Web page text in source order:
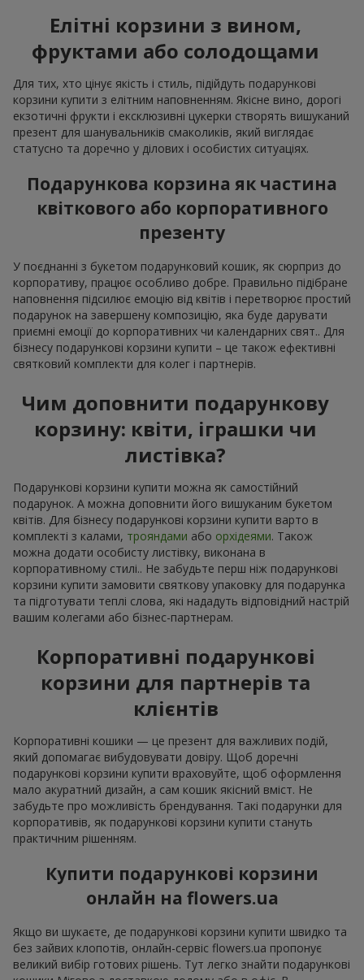
Елітні корзини з вином,
фруктами або солодощами
Для тих, хто цінує якість і стиль, підійдуть подарункові
корзини купити з елітним наповненням. Якісне вино, дорогі
екзотичні фрукти і ексклюзивні цукерки створять вишуканий
презент для шанувальників смаколиків, який виглядає
статусно та доречно у ділових і особистих ситуаціях.
Подарункова корзина як частина
квіткового або корпоративного
презенту
У поєднанні з букетом подарунковий кошик, як сюрприз до
корпоративу, працює особливо добре. Правильно підібране
наповнення підсилює емоцію від квітів і перетворює простий
подарунок на завершену композицію, яка буде дарувати
приємні емоції до корпоративних чи календарних свят.. Для
бізнесу подарункові корзини купити – це також ефективні
святковий комплекти для колег і партнерів.
Чим доповнити подарункову
корзину: квіти, іграшки чи
листівка?
Подарункові корзини купити можна як самостійний
подарунок. А можна доповнити його вишуканим букетом
квітів. Для бізнесу подарункові корзини купити варто в
комплекті з калами, трояндами або орхідеями. Також
можна додати особисту листівку, виконана в
корпоративному стилі.. Не забудьте перш ніж подарункові
корзини купити замовити святкову упаковку для подарунка
та підготувати теплі слова, які нададуть відповідний настрій
вашим колегами або бізнес-партнерам.
Корпоративні подарункові
корзини для партнерів та
клієнтів
Корпоративні кошики — це презент для важливих подій,
який допомагає вибудовувати довіру. Щоб доречні
подарункові корзини купити враховуйте, щоб оформлення
мало акуратний дизайн, а сам кошик якісний вміст. Не
забудьте про можливість брендування. Такі подарунки для
корпоративів, як подарункові корзини купити стануть
практичним рішенням.
Купити подарункові корзини
онлайн на flowers.ua
Якщо ви шукаєте, де подарункові корзини купити швидко та
без зайвих клопотів, онлайн-сервіс flowers.ua пропонує
великий вибір готових рішень. Тут легко знайти подарункові